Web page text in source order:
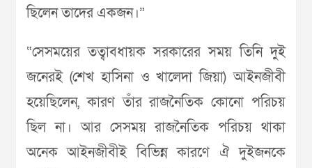
ছিলেন তাদের একজন।”
“সেসময়ের তত্বাবধায়ক সরকারের সময় তিনি দুই
জনেরই (শেখ হাসিনা ও খালেদা জিয়া) আইনজীবী
হয়েছিলেন, কারণ তাঁর রাজনৈতিক কোনো পরিচয়
ছিল না। আর সেসময় রাজনৈতিক পরিচয় থাকা
অনেক আইনজীবীই বিভিন্ন কারণে ঐ দুইজনকে